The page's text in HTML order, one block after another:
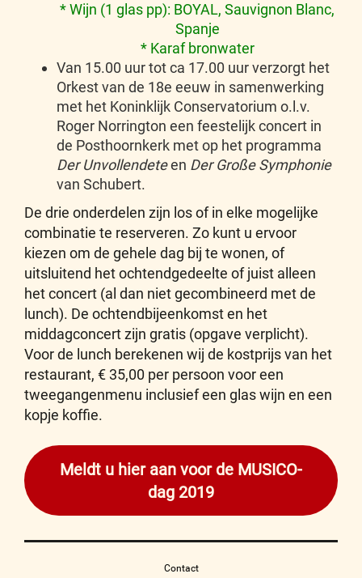
* Wijn (1 glas pp): BOYAL, Sauvignon Blanc,
Spanje
* Karaf bronwater
Van 15.00 uur tot ca 17.00 uur verzorgt het
Orkest van de 18e eeuw in samenwerking
met het Koninklijk Conservatorium o.l.v.
Roger Norrington een feestelijk concert in
de Posthoornkerk met op het programma
Der Unvollendeteen Der Große Symphonie
van Schubert.
De drie onderdelen zijn los of in elke mogelijke
combinatie te reserveren. Zo kunt u ervoor
kiezen om de gehele dag bij te wonen, of
uitsluitend het ochtendgedeelte of juist alleen
het concert (al dan niet gecombineerd met de
lunch). De ochtendbijeenkomst en het
middagconcert zijn gratis (opgave verplicht).
Voor de lunch berekenen wij de kostprijs van het
restaurant, € 35,00 per persoon voor een
tweegangenmenu inclusief een glas wijn en een
kopje koffie.
Meldt u hier aan voor de MUSICO-
dag 2019
Contact